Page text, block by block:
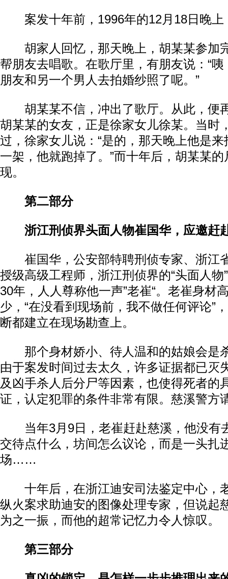
案发十年前，1996年的12月18日晚上
胡家人回忆，那天晚上，胡某某参加
帮朋友去唱歌。在歌厅里，有朋友说：“
朋友和另一个男人去拍婚纱照了呢。”
胡某某不信，冲出了歌厅。从此，便
胡某某的女友，正是徐家女儿徐某。当时
过，徐家女儿说：“是的，那天晚上他是
一架，他就跑掉了。”而十年后，胡某某
现。
第二部分
浙江刑侦界头面人物崔国华，应邀赶
崔国华，公安部特聘刑侦专家、浙江
授级高级工程师，浙江刑侦界的“头面人物
30年，人人尊称他一声”老崔“。老崔身材
少，“在没看到现场前，我不做任何评论”
断都建立在现场勘查上。
那个身材娇小、待人温和的姑娘会是
由于案发时间过去太久，许多证据都已灭
及凶手杀人后分尸等因素，也使得死者的
证，认定犯罪的条件非常有限。慈溪警方
当年3月9日，老崔赶赴慈溪，他没有
交待点什么，坊间怎么议论，而是一头扎
场……
十年后，在浙江迪安司法鉴定中心，
纵火案求助迪安的图像处理专家，但说起
为之一振，而他的超常记忆力令人惊叹。
第三部分